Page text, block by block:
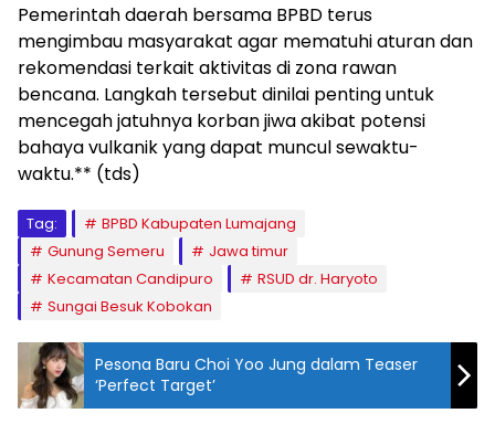
Pemerintah daerah bersama BPBD terus
mengimbau masyarakat agar mematuhi aturan dan
rekomendasi terkait aktivitas di zona rawan
bencana. Langkah tersebut dinilai penting untuk
mencegah jatuhnya korban jiwa akibat potensi
bahaya vulkanik yang dapat muncul sewaktu-
waktu.** (tds)
Tag:
BPBD Kabupaten Lumajang
Gunung Semeru
Jawa timur
Kecamatan Candipuro
RSUD dr. Haryoto
Sungai Besuk Kobokan
Pesona Baru Choi Yoo Jung dalam Teaser
‘Perfect Target’